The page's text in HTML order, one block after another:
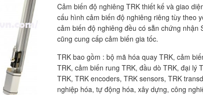
Cảm biến độ nghiêng TRK thiết kế và giao
cấu hình cảm biến độ nghiêng riêng tùy theo
cảm biến độ nghiêng đều có sẵn chứng nhận
cũng cung cấp cảm biến gia tốc.
TRK bao gồm : bộ mã hóa quay TRK, cảm
TRK, cảm biến rung TRK, đầu dò TRK, đại lý
TRK, TRK encoders, TRK sensors, TRK
nghiệp hóa, tự động hóa, xây dựng, công